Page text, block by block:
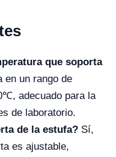
que soporta
en un rango de
adecuado para la
de laboratorio.
de la estufa? Sí,
es ajustable,